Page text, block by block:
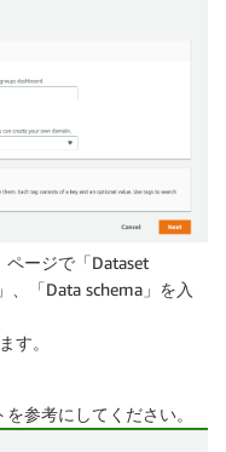
ページで「Dataset
、「Data schema」を入
す。
参考にしてください。